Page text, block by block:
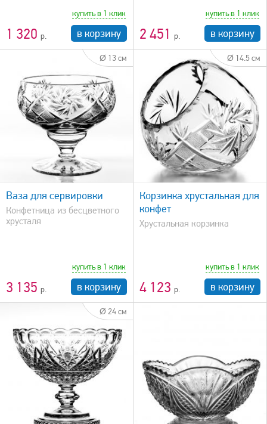
1 320
купить в 1 клик
в корзину 2 451
купить в 1 клик
в корзину
Ø 13 см
Ваза для сервировки
Конфетница из бесцветного
хрусталя
3 135
купить в 1 клик
в корзину
Ø 14.5 см
быстрый просмотр
Корзинка хрустальная для
конфет
Хрустальная корзинка
4 123
купить в 1 клик
в корзину
Ø 24 см